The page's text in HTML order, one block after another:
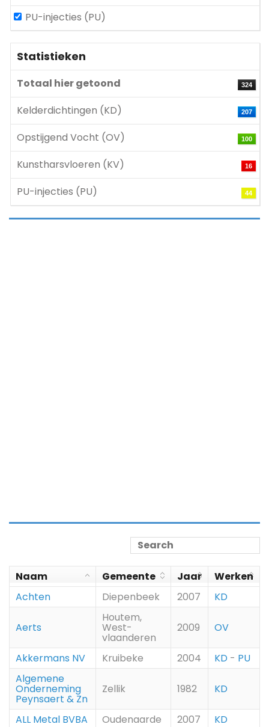
PU-injecties (PU)
Statistieken
Totaal hier getoond 324
Kelderdichtingen (KD) 207
Opstijgend Vocht (OV) 100
Kunstharsvloeren (KV) 16
PU-injecties (PU) 44
Naam Gemeente Jaar
Werken
Achten
Diepenbeek 2007 KD
Aerts
Houtem,
West-
vlaanderen
2009 OV
Akkermans NV Kruibeke 2004 KD - PU
Algemene
Onderneming
Peynsaert & Zn
Zellik 1982 KD
ALL Metal BVBA Oudenaarde 2007
KD